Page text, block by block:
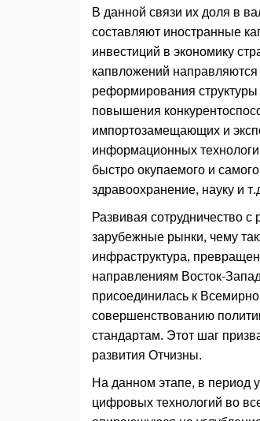
В данной связи их доля в
составляют иностранные
инвестиций в экономику
капвложений
реформирования
повышения
импортозамещающих и
информационных
быстро окупаемого и
здравоохранение, науку и
Развивая сотрудничество
зарубежные рынки, чему
инфраструктура,
направлениям Восток-
присоединилась к
совершенствованию
стандартам. Этот шаг
развития Отчизны.
На данном этапе, в период
цифровых технологий во